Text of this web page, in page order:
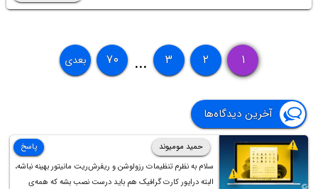
انجام اسکن و کاربردی بودن نتایج بود. همچنین می‌خواستم بدانم منظور از
۱ ۲ ۳ ... ۷۰ بعدی
آخرین دیدگاه‌ها
حمید مومیوند
سلام به نظرم تنظیمات رزولوشن و ریفرش‌ریت مانیتور بهینه نباشه،
البته درایور کارت گرافیک هم باید درست نصب بشه که همه‌ی
پاسخ